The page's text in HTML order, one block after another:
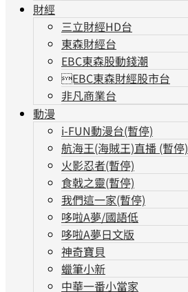
財經
三立財經HD台
東森財經台
EBC東森股動錢潮
EBC東森財經股市台
非凡商業台
動漫
i-FUN動漫台(暫停)
航海王(海賊王)直播 (暫停)
火影忍者(暫停)
食戟之靈(暫停)
我們這一家(暫停)
哆啦A夢/國語低
哆啦A夢日文版
神奇寶貝
蠟筆小新
中華一番小當家